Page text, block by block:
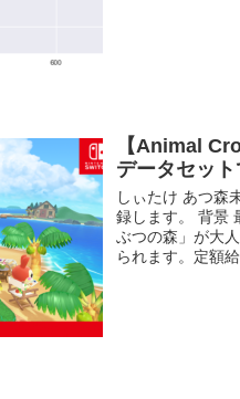
【Animal
データセッ
しぃたけ あつ森
録します。 背景
ぶつの森」が大
られます。定額